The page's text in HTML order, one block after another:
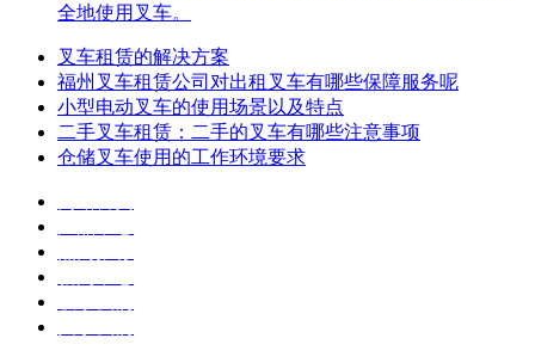
全地使用叉车。
叉车租赁的解决方案
福州叉车租赁公司对出租叉车有哪些保障服务呢
小型电动叉车的使用场景以及特点
二手叉车租赁：二手的叉车有哪些注意事项
仓储叉车使用的工作环境要求